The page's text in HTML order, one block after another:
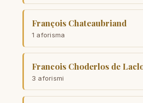
François Chateaubriand
1 aforisma
Francois Choderlos de
3 aforismi